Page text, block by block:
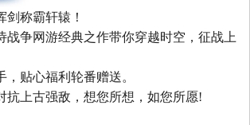
剑称霸轩辕！
战争网游经典之作带你穿越时空，征战上
，贴心福利轮番赠送。
抗上古强敌，想您所想，如您所愿!